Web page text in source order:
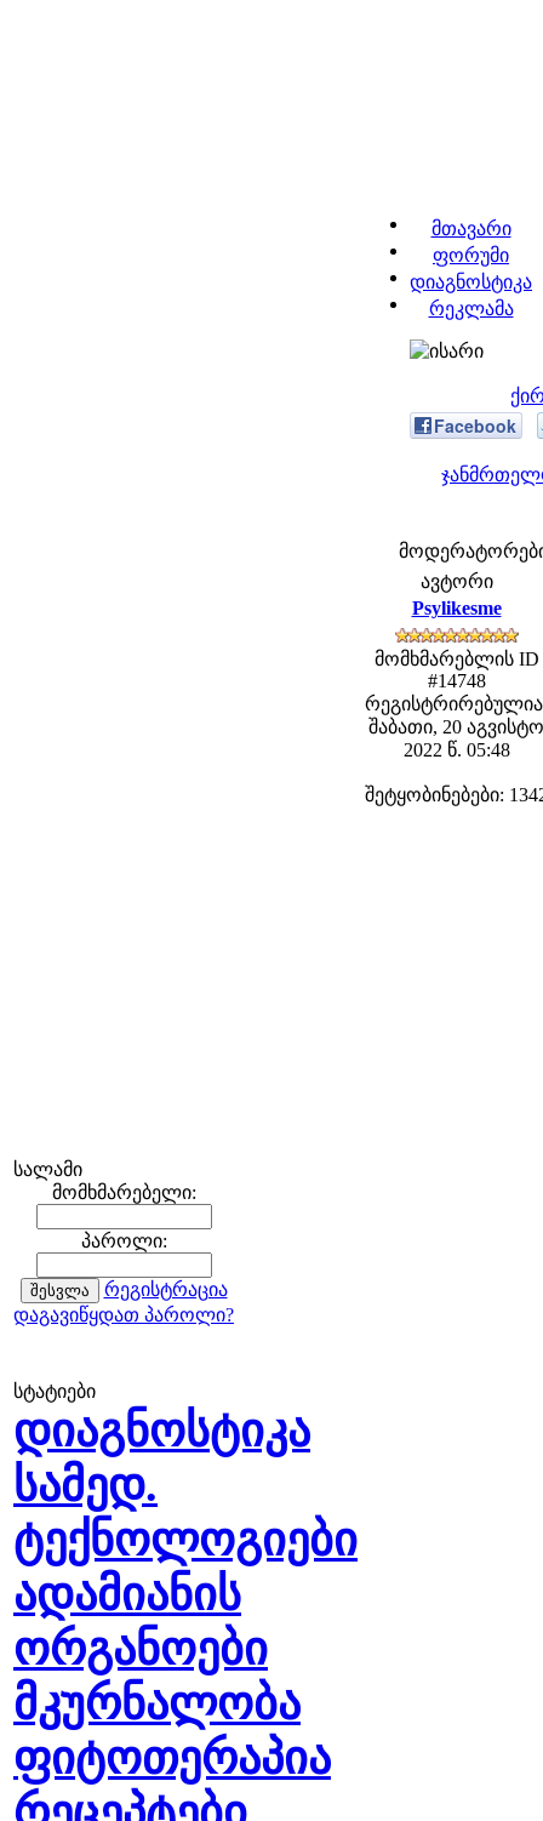
მთავარი
ფორუმი
დიაგნოსტიკა
რეკლამა
სალამი
მომხმარებელი:
პაროლი:
რეგისტრაცია
დაგავიწყდათ პაროლი?
სტატიები
დიაგნოსტიკა
სამედ.
ტექნოლოგიები
ადამიანის
ორგანოები
მკურნალობა
ფიტოთერაპია
Facebook
მოდერატორები:
ავტორი
Psylikesme
მომხმარებლის ID
#14748
შაბათი, 20 აგვისტო
2022 წ. 05:48
შეტყობინებები: